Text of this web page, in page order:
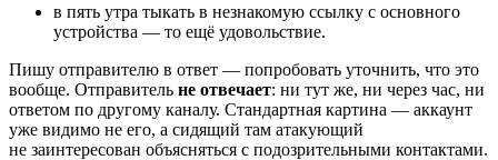
в пять утра тыкать в незнакомую ссылку с основного
устройства — то ещё удовольствие.
Пишу отправителю в ответ — попробовать уточнить, что это
вообще. Отправитель не отвечает: ни тут же, ни через час, ни
ответом по другому каналу. Стандартная картина — аккаунт
уже видимо не его, а сидящий там атакующий
не заинтересован объясняться с подозрительными контактами.